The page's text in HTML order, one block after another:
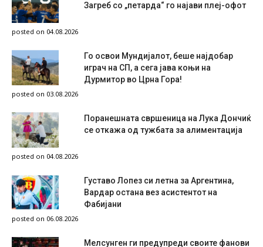
Загреб со „петарда“ го најави плеј-офот
posted on 04.08.2026
Го освои Мундијалот, беше најдобар
играч на СП, а сега јава коњи на
Дурмитор во Црна Гора!
posted on 03.08.2026
Поранешната свршеница на Лука Дончиќ
се откажа од тужбата за алиментација
posted on 04.08.2026
Густаво Лопез си летна за Аргентина,
Вардар остана вез асистентот на
Фабијани
posted on 06.08.2026
Мелсунген ги предупреди своите фанови